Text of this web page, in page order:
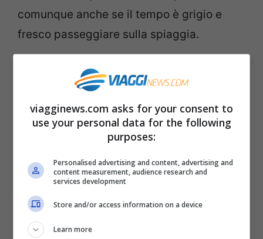
comunque anche se il tempo è grigio e
fresco passeggiare sulla spiaggia.
Oltre a dei bei trekking in montagna
concedetevi anche d’inverno una
mare. Specie nelle occasioni di giornate
tiepide (e ce ne sono parecchie) correte a
regalare.
Andare in spiaggiadiminuisce la
depressione. Ascoltare il suono delle
viagginews.com asks for your consent to
use your personal data for the following
purposes:
Personalised advertising and content, advertising and
content measurement, audience research and
services development
Store and/or access information on a device
Learn more